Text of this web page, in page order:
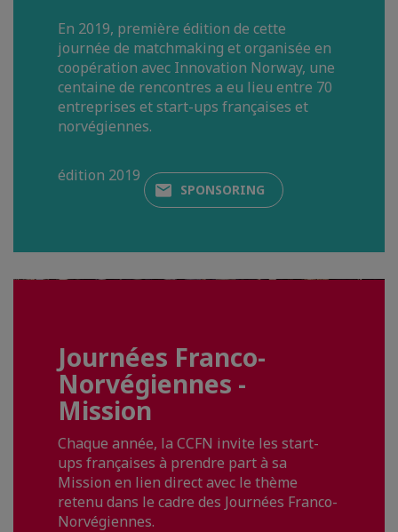
En 2019, première édition de cette
journée de matchmaking et organisée en
coopération avec Innovation Norway, une
centaine de rencontres a eu lieu entre 70
entreprises et start-ups françaises et
norvégiennes.
édition 2019
SPONSORING
Journées Franco-
Norvégiennes -
Mission
Chaque année, la CCFN invite les start-
ups françaises à prendre part à sa
Mission en lien direct avec le thème
retenu dans le cadre des Journées Franco-
Norvégiennes.